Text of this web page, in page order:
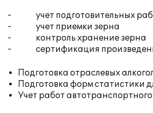
- учет подготовительных
- учет приемки зерна
- контроль хранение зерна
- сертификация
Подготовка отраслевых
Подготовка форм статистики
Учет работ